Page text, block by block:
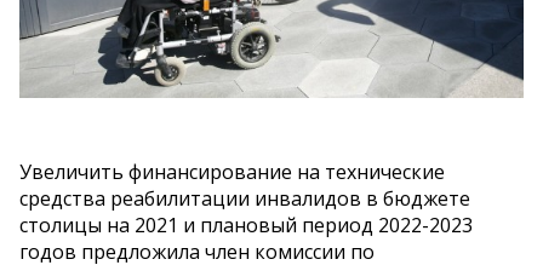
Увеличить финансирование на технические
средства реабилитации инвалидов в бюджете
столицы на 2021 и плановый период 2022-2023
годов предложила член комиссии по